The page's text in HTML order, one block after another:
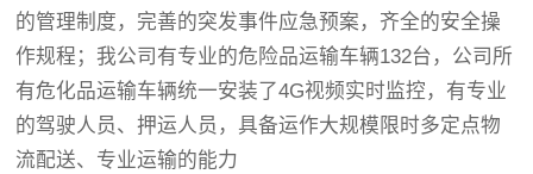
的管理制度，完善的突发事件应急预案，齐全的安全操
作规程；我公司有专业的危险品运输车辆132台，公司所
有危化品运输车辆统一安装了4G视频实时监控，有专业
的驾驶人员、押运人员，具备运作大规模限时多定点物
流配送、专业运输的能力